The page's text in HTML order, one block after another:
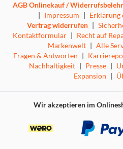
AGB Onlinekauf /
| Impressum |
Vertrag widerrufen |
Kontaktformular | Recht auf
Markenwelt | Alle
Fragen & Antworten |
Nachhaltigkeit | Presse |
Expansion |
Wir akzeptieren im